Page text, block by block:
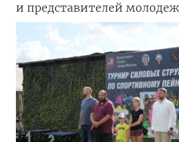
и представителей